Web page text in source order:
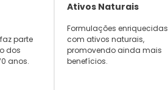
parte
dos
anos.
Ativos Naturais
Formulações enriquecidas
com ativos naturais,
promovendo ainda mais
benefícios.